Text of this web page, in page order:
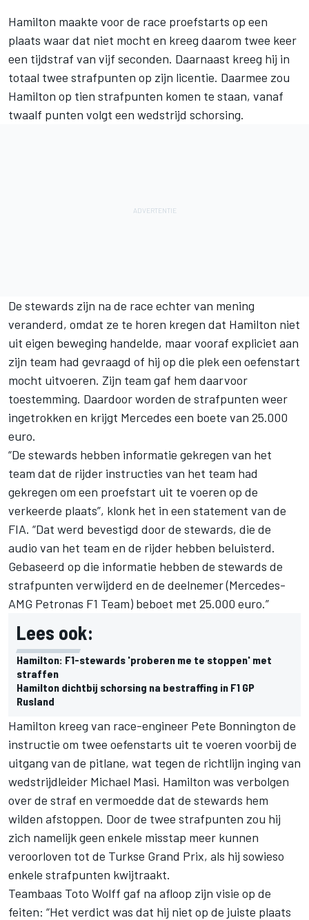
Hamilton maakte voor de race proefstarts op een
plaats waar dat niet mocht en kreeg daarom twee keer
een tijdstraf van vijf seconden. Daarnaast kreeg hij in
totaal twee strafpunten op zijn licentie. Daarmee zou
Hamilton op tien strafpunten komen te staan, vanaf
twaalf punten volgt een wedstrijd schorsing.
De stewards zijn na de race echter van mening
veranderd, omdat ze te horen kregen dat Hamilton niet
uit eigen beweging handelde, maar vooraf expliciet aan
zijn team had gevraagd of hij op die plek een oefenstart
mocht uitvoeren. Zijn team gaf hem daarvoor
toestemming. Daardoor worden de strafpunten weer
ingetrokken en krijgt Mercedes een boete van 25.000
euro.
“De stewards hebben informatie gekregen van het
team dat de rijder instructies van het team had
gekregen om een proefstart uit te voeren op de
verkeerde plaats”, klonk het in een statement van de
FIA. “Dat werd bevestigd door de stewards, die de
audio van het team en de rijder hebben beluisterd.
Gebaseerd op die informatie hebben de stewards de
strafpunten verwijderd en de deelnemer (Mercedes-
AMG Petronas F1 Team) beboet met 25.000 euro.”
Lees ook:
Hamilton: F1-stewards 'proberen me te stoppen' met
straffen
Hamilton dichtbij schorsing na bestraffing in F1 GP
Rusland
Hamilton kreeg van race-engineer Pete Bonnington de
instructie om twee oefenstarts uit te voeren voorbij de
uitgang van de pitlane, wat tegen de richtlijn inging van
wedstrijdleider Michael Masi. Hamilton was verbolgen
over de straf en vermoedde dat de stewards hem
wilden afstoppen. Door de twee strafpunten zou hij
zich namelijk geen enkele misstap meer kunnen
veroorloven tot de Turkse Grand Prix, als hij sowieso
enkele strafpunten kwijtraakt.
Teambaas Toto Wolff gaf na afloop zijn visie op de
feiten: “Het verdict was dat hij niet op de juiste plaats